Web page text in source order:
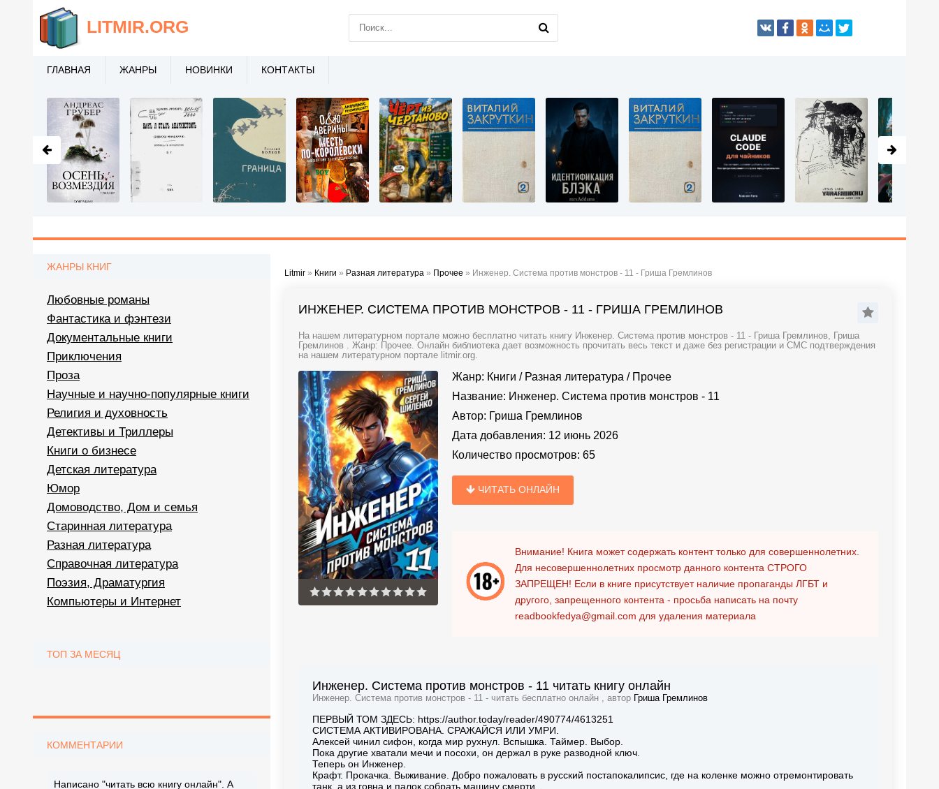
Litmir » Книги » Разная литература » Прочее » Инженер. Система против монстров - 11 - Гриша Гремлинов
ИНЖЕНЕР. СИСТЕМА ПРОТИВ МОНСТРОВ - 11 - ГРИША ГРЕМЛИНОВ
На нашем литературном портале можно бесплатно читать книгу Инженер. Система против монстров - 11 - Гриша Гремлинов, Гриша
Гремлинов . Жанр: Прочее. Онлайн библиотека дает возможность прочитать весь текст и даже без регистрации и СМС подтверждения
на нашем литературном портале litmir.org.
Жанр: Книги / Разная литература / Прочее
Название: Инженер. Система против монстров - 11
Автор: Гриша Гремлинов
Дата добавления: 12 июнь 2026
Количество просмотров: 65
ЧИТАТЬ ОНЛАЙН
Внимание! Книга может содержать контент только для совершеннолетних.
Для несовершеннолетних просмотр данного контента СТРОГО
ЗАПРЕЩЕН! Если в книге присутствует наличие пропаганды ЛГБТ и
другого, запрещенного контента - просьба написать на почту
readbookfedya@gmail.com для удаления материала
Инженер. Система против монстров - 11 читать книгу онлайн
Инженер. Система против монстров - 11 - читать бесплатно онлайн , автор Гриша Гремлинов
ПЕРВЫЙ ТОМ ЗДЕСЬ: https://author.today/reader/490774/4613251
СИСТЕМА АКТИВИРОВАНА. СРАЖАЙСЯ ИЛИ УМРИ.
Алексей чинил сифон, когда мир рухнул. Вспышка. Таймер. Выбор.
Пока другие хватали мечи и посохи, он держал в руке разводной ключ.
Теперь он Инженер.
Крафт. Прокачка. Выживание. Добро пожаловать в русский постапокалипсис, где на коленке можно отремонтировать
танк, а из говна и палок собрать машину смерти.
ЖАНРЫ КНИГ
Любовные романы
Фантастика и фэнтези
Документальные книги
Приключения
Проза
Научные и научно-популярные книги
Религия и духовность
Детективы и Триллеры
Книги о бизнесе
Детская литература
Юмор
Домоводство, Дом и семья
Старинная литература
Разная литература
Справочная литература
Поэзия, Драматургия
Компьютеры и Интернет
ТОП ЗА МЕСЯЦ
КОММЕНТАРИИ
Написано "читать всю книгу онлайн". А
LITMIR.ORG
ГЛАВНАЯ ЖАНРЫ НОВИНКИ КОНТАКТЫ